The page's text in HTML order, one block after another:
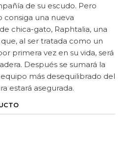
de su escudo. Pero
una nueva
chica-gato, Raphtalia, una
al ser tratada como un
primera vez en su vida, será
Después se sumará la
más desequilibrado del
estará asegurada.